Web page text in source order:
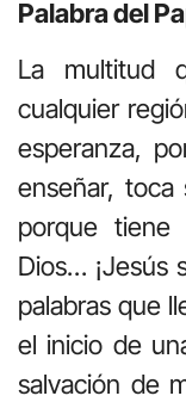
Palabra del
La multitud
cualquier
esperanza,
enseñar, toca
porque
Dios… ¡Jesús
palabras que
el inicio de
salvación de